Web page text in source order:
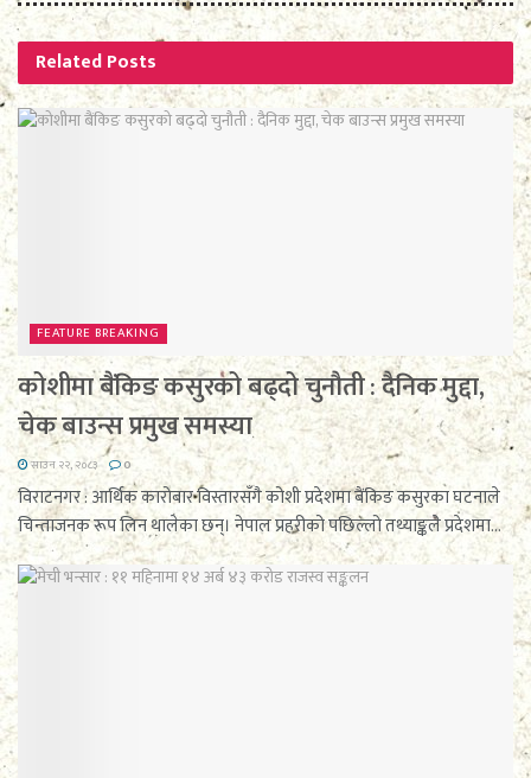
RelatedPosts
FEATURE BREAKING
कोशीमा बैंकिङ कसुरको बढ्दो चुनौती : दैनिक मुद्दा,
चेक बाउन्स प्रमुख समस्या
साउन २२, २०८३ 0
विराटनगर : आर्थिक कारोबार विस्तारसँगै कोशी प्रदेशमा बैंकिङ कसुरका घटनाले
चिन्ताजनक रूप लिन थालेका छन्। नेपाल प्रहरीको पछिल्लो तथ्याङ्कले प्रदेशमा...